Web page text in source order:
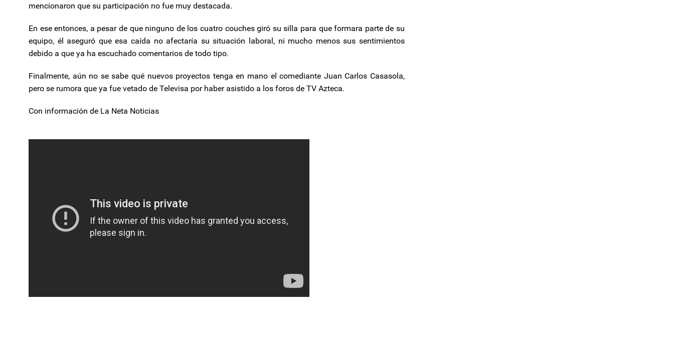
mencionaron que su participación no fue muy destacada.
En ese entonces, a pesar de que ninguno de los cuatro couches giró su silla para que formara parte de su
equipo, él aseguró que esa caída no afectaría su situación laboral, ni mucho menos sus sentimientos
debido a que ya ha escuchado comentarios de todo tipo.
Finalmente, aún no se sabe qué nuevos proyectos tenga en mano el comediante Juan Carlos Casasola,
pero se rumora que ya fue vetado de Televisa por haber asistido a los foros de TV Azteca.
Con información de La Neta Noticias